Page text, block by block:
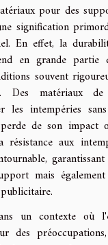
pour des
signification
En effet, la
en grande
souvent
Des matériaux
les intempéries
de son impact
aux
mais
un contexte où
des